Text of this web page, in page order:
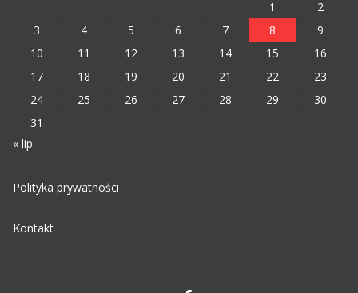
1
2
3
4 5 6 7 8
9
10
11 12 13 14 15
16
17
18 19 20 21 22
23
24
25 26 27 28 29
30
31
« lip
Polityka prywatności
Kontakt